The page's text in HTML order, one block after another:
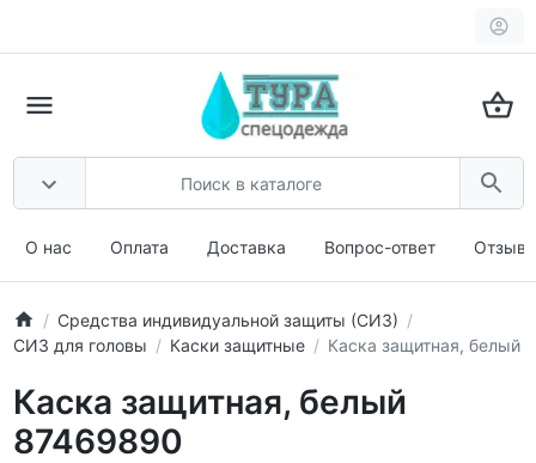
О нас Оплата Доставка Вопрос-ответ
Средства индивидуальной защиты (СИЗ)
СИЗ для головы
Каски защитные Каска защитная, белый
Каска защитная, белый
87469890